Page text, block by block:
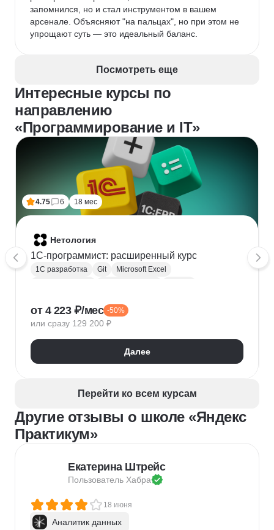
запомнился, но и стал инструментом в вашем
арсенале. Объясняют "на пальцах", но при этом не
упрощают суть — это идеальный баланс.
Посмотреть еще
Интересные курсы по
направлению
«Программирование и IT»
4.75 6 18 мес
Нетология
1C-программист: расширенный курс
1С разработка Git
Microsoft Excel
Конфигурирование 1С
от 4 223 ₽/мес -50%
или сразу 129 200 ₽
Далее
Перейти ко всем курсам
Другие отзывы о школе «Яндекс
Практикум»
Екатерина Штрейс
Пользователь Хабра
18 июня
Аналитик данных